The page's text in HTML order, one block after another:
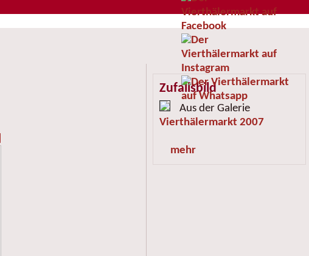
Zufallsbild
Aus der Galerie
Vierthälermarkt 2007
mehr